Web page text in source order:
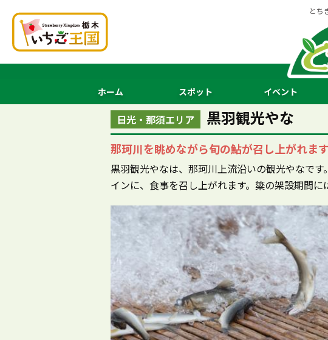
とち
ホーム スポット イベント
日光・那須エリア 黒羽観光やな
那珂川を眺めながら旬の鮎が召し上がれます
黒羽観光やなは、那珂川上流沿いの観光やなで
インに、食事を召し上がれます。簗の架設期間に